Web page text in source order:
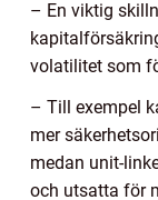
– En viktig
volatilitet som
– Till exempel
mer
medan unit-
och utsatta för